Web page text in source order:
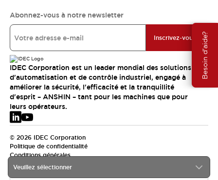
Besoin d'aide?
Veuillez sélectionner
Abonnez-vous à notre newsletter
Inscrivez-vous
IDEC Corporation est un leader mondial des solutions
d'automatisation et de contrôle industriel, engagé à
améliorer la sécurité, l'efficacité et la tranquillité
d'esprit – ANSHIN – tant pour les machines que pour
leurs opérateurs.
© 2026 IDEC Corporation
Politique de confidentialité
Conditions générales
EMEA